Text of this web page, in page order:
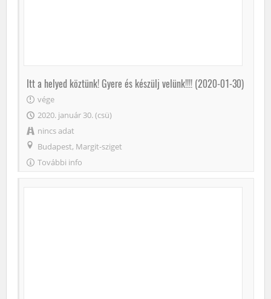
Itt a helyed köztünk! Gyere és készülj velünk!!!! (2020-01-30)
vége
2020. január 30. (csü)
nincs adat
Budapest, Margit-sziget
További info